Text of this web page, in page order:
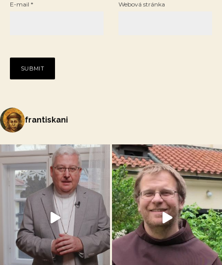
E-mail * Webová stránka
frantiskani